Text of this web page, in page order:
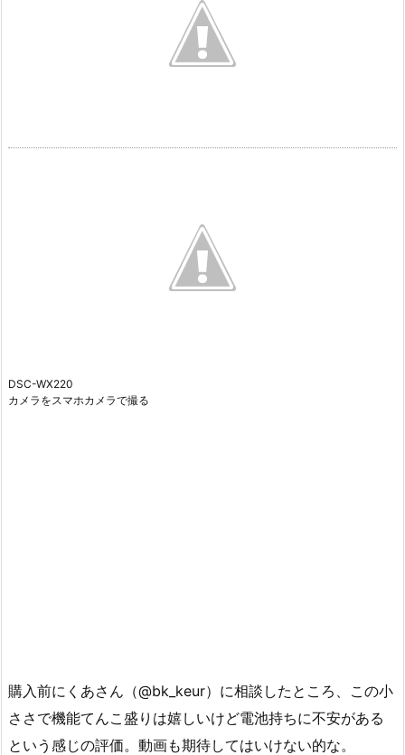
DSC-WX220
カメラをスマホカメラで撮る
購入前にくあさん（@bk_keur）に相談したところ、この小
ささで機能てんこ盛りは嬉しいけど電池持ちに不安がある
という感じの評価。動画も期待してはいけない的な。